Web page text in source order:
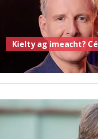
Kielty ag imeacht?